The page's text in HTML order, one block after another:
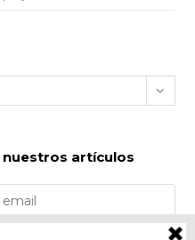
artículos